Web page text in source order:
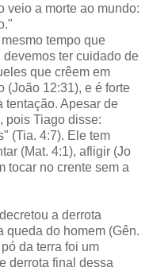
veio a morte ao mundo:
tempo que
ter cuidado de
que crêem em
(João 12:31), e é forte
tentação. Apesar de
pois Tiago disse:
(Tia. 4:7). Ele tem
(Mat. 4:1), afligir (Jo
tocar no crente sem a
a derrota
queda do homem (Gên.
da terra foi um
derrota final dessa